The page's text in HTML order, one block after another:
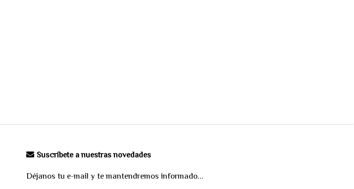
Suscríbete a nuestras novedades
Déjanos tu e-mail y te mantendremos informado...